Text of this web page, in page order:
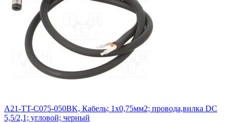
A21-TT-C075-050BK, Кабель; 1x0,75мм2; провода,вилка DC
5,5/2,1; угловой; черный